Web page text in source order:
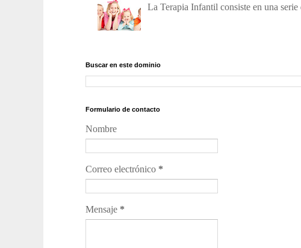
La Terapia Infantil consiste en una
Buscar en este dominio
Formulario de contacto
Nombre
Correo electrónico *
Mensaje *